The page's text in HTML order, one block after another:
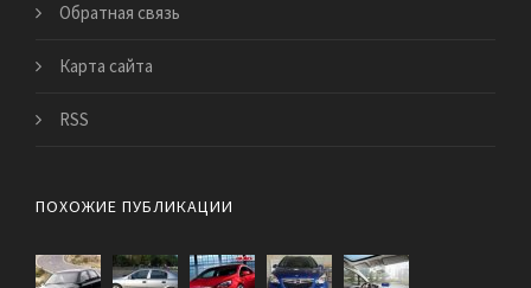
Обратная связь
Карта сайта
RSS
ПОХОЖИЕ ПУБЛИКАЦИИ